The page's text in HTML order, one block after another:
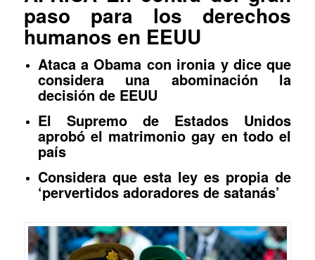
paso para los derechos
humanos en EEUU
Ataca a Obama con ironia y dice que
considera una abominación la
decisión de EEUU
El Supremo de Estados Unidos
aprobó el matrimonio gay en todo el
país
Considera que esta ley es propia de
‘pervertidos adoradores de satanás’